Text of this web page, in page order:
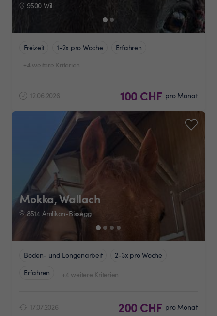
9500 Wil
Freizeit 1-2x pro Woche
Erfahren
+4 weitere Kriterien
12.06.2026 100 CHF pro Monat
Mokka, Wallach
8514 Amlikon-Bissegg
Boden- und Longenarbeit
2-3x pro Woche
Erfahren
+4 weitere Kriterien
17.07.2026 200 CHF pro Monat